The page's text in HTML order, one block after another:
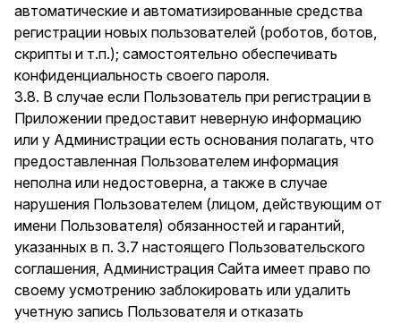
автоматические и автоматизированные средства
регистрации новых пользователей (роботов, ботов,
скрипты и т.п.); самостоятельно обеспечивать
конфиденциальность своего пароля.
3.8. В случае если Пользователь при регистрации в
Приложении предоставит неверную информацию
или у Администрации есть основания полагать, что
предоставленная Пользователем информация
неполна или недостоверна, а также в случае
нарушения Пользователем (лицом, действующим от
имени Пользователя) обязанностей и гарантий,
указанных в п. 3.7 настоящего Пользовательского
соглашения, Администрация Сайта имеет право по
своему усмотрению заблокировать или удалить
учетную запись Пользователя и отказать